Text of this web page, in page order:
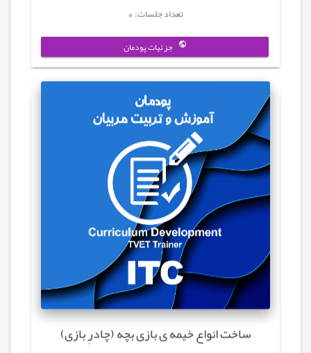
تعداد جلسات: 0
جزئیات پودمان
ساخت انواع خیمه ی بازی بچه (چادرِ بازی)